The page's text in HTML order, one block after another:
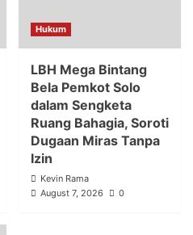
Hukum
LBH Mega Bintang
Bela Pemkot Solo
dalam Sengketa
Ruang Bahagia, Soroti
Dugaan Miras Tanpa
Izin
Kevin Rama
August 7, 2026
0